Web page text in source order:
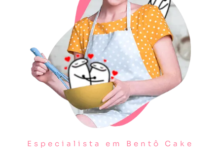
Especialista em Bentô Cake